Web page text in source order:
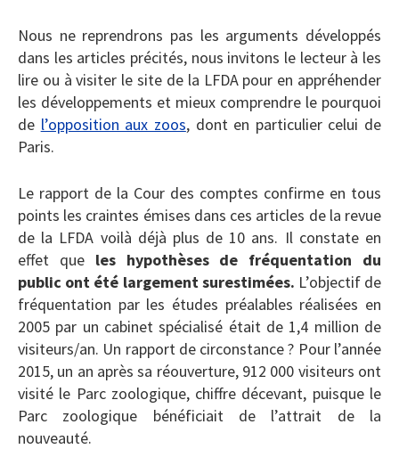
Nous ne reprendrons pas les arguments développés
dans les articles précités, nous invitons le lecteur à les
lire ou à visiter le site de la LFDA pour en appréhender
les développements et mieux comprendre le pourquoi
de l’opposition aux zoos, dont en particulier celui de
Paris.
Le rapport de la Cour des comptes confirme en tous
points les craintes émises dans ces articles de la revue
de la LFDA voilà déjà plus de 10 ans. Il constate en
effet que les hypothèses de fréquentation du
public ont été largement surestimées. L’objectif de
fréquentation par les études préalables réalisées en
2005 par un cabinet spécialisé était de 1,4 million de
visiteurs/an. Un rapport de circonstance ? Pour l’année
2015, un an après sa réouverture, 912 000 visiteurs ont
visité le Parc zoologique, chiffre décevant, puisque le
Parc zoologique bénéficiait de l’attrait de la
nouveauté.